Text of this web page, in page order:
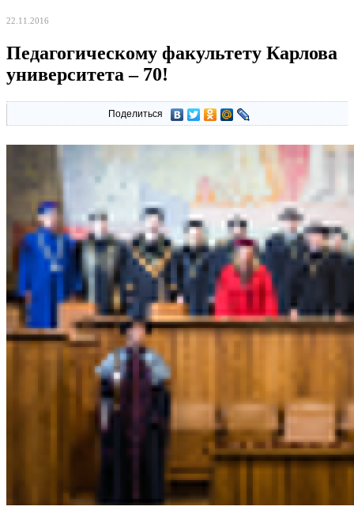
22.11.2016
Педагогическому факультету Карлова
университета – 70!
Поделиться